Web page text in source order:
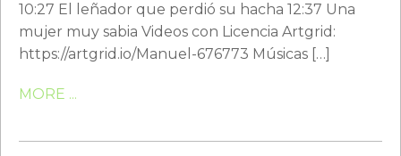
10:27 El leñador que perdió su hacha 12:37 Una
mujer muy sabia Videos con Licencia Artgrid:
https://artgrid.io/Manuel-676773 Músicas […]
MORE ...